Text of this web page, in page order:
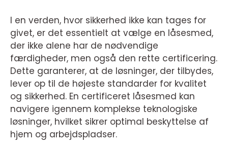
I en verden, hvor sikkerhed ikke kan tages for
givet, er det essentielt at vælge en låsesmed,
der ikke alene har de nødvendige
færdigheder, men også den rette certificering.
Dette garanterer, at de løsninger, der tilbydes,
lever op til de højeste standarder for kvalitet
og sikkerhed. En certificeret låsesmed kan
navigere igennem komplekse teknologiske
løsninger, hvilket sikrer optimal beskyttelse af
hjem og arbejdspladser.